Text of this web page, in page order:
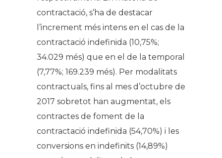
contractació, s’ha de destacar
l’increment més intens en el cas de la
contractació indefinida (10,75%;
34.029 més) que en el de la temporal
(7,77%; 169.239 més). Per modalitats
contractuals, fins al mes d’octubre de
2017 sobretot han augmentat, els
contractes de foment de la
contractació indefinida (54,70%) i les
conversions en indefinits (14,89%)